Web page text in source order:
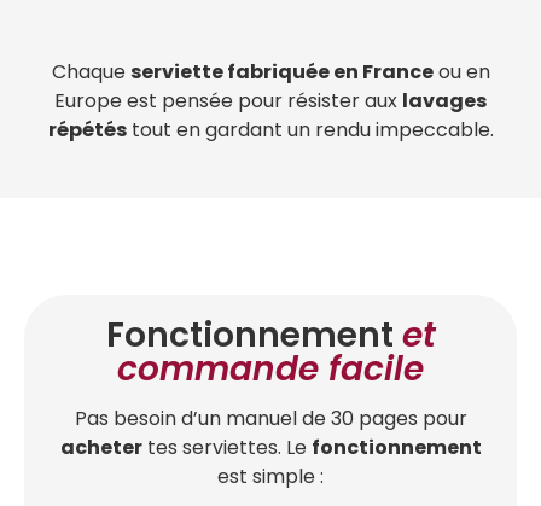
Chaque serviette fabriquée en Franceou en
Europe est pensée pour résister aux lavages
répétéstout en gardant un rendu impeccable.
Fonctionnement et
commande facile
Pas besoin d’un manuel de 30 pages pour
achetertes serviettes. Le fonctionnement
est simple :